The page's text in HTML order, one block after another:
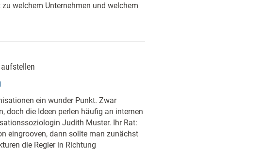
welchem Unternehmen und welchem
ein wunder Punkt. Zwar
doch die Ideen perlen häufig an internen
Judith Muster. Ihr Rat:
eingrooven, dann sollte man zunächst
die Regler in Richtung